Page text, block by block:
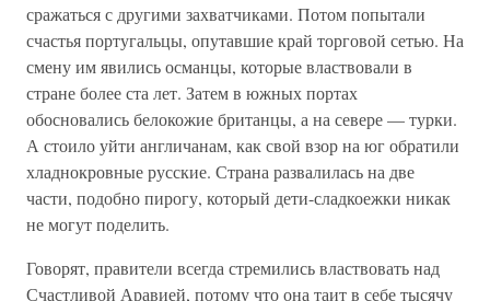
сражаться с другими захватчиками. Потом попытали
счастья португальцы, опутавшие край торговой сетью. На
смену им явились османцы, которые властвовали в
стране более ста лет. Затем в южных портах
обосновались белокожие британцы, а на севере — турки.
А стоило уйти англичанам, как свой взор на юг обратили
хладнокровные русские. Страна развалилась на две
части, подобно пирогу, который дети-сладкоежки никак
не могут поделить.
Говорят, правители всегда стремились властвовать над
Счастливой Аравией, потому что она таит в себе тысячу